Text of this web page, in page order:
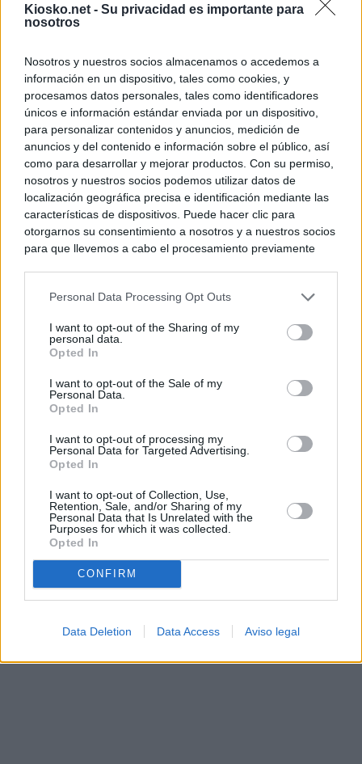
Kiosko.net - Su privacidad es importante para
nosotros
Nosotros y nuestros socios almacenamos o accedemos a
información en un dispositivo, tales como cookies, y
procesamos datos personales, tales como identificadores
únicos e información estándar enviada por un dispositivo,
para personalizar contenidos y anuncios, medición de
anuncios y del contenido e información sobre el público, así
como para desarrollar y mejorar productos. Con su permiso,
nosotros y nuestros socios podemos utilizar datos de
localización geográfica precisa e identificación mediante las
características de dispositivos. Puede hacer clic para
otorgarnos su consentimiento a nosotros y a nuestros socios
para que llevemos a cabo el procesamiento previamente
negar su consentimiento. Tenga en cuenta que algún
de su consentimiento, pero usted tiene el derecho de
rechazar tal procesamiento. Sus preferencias se aplicarán
cualquier momento entrando de nuevo en este sitio web o
visitando nuestra política de privacidad.
Personal Data Processing Opt Outs
I want to opt-out of the Sharing of my
personal data.
Opted In
I want to opt-out of the Sale of my
Personal Data.
Opted In
I want to opt-out of processing my
Personal Data for Targeted Advertising.
Opted In
I want to opt-out of Collection, Use,
Retention, Sale, and/or Sharing of my
Personal Data that Is Unrelated with the
Purposes for which it was collected.
Opted In
CONFIRM
Data Deletion Data Access Aviso legal